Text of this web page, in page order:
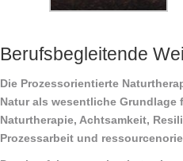
Berufsbegleitende
Die Prozessorientierte
Natur als wesentliche
Naturtherapie, Achtsamkeit,
Prozessarbeit und